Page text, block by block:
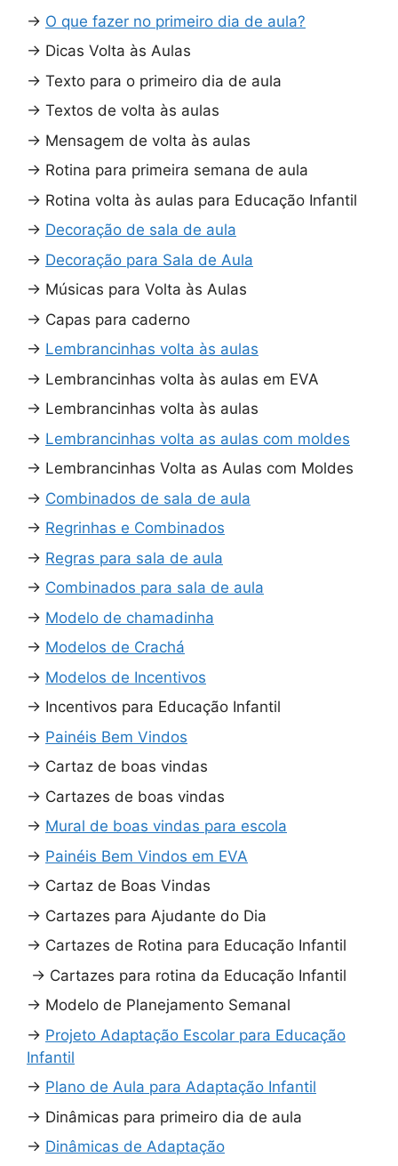
→ O que fazer no primeiro dia de aula?
→ Dicas Volta às Aulas
→ Texto para o primeiro dia de aula
→ Textos de volta às aulas
→ Mensagem de volta às aulas
→ Rotina para primeira semana de aula
→ Rotina volta às aulas para Educação Infantil
→ Decoração de sala de aula
→ Decoração para Sala de Aula
→ Músicas para Volta às Aulas
→ Capas para caderno
→ Lembrancinhas volta às aulas
→ Lembrancinhas volta às aulas em EVA
→ Lembrancinhas volta às aulas
→ Lembrancinhas volta as aulas com moldes
→ Lembrancinhas Volta as Aulas com Moldes
→ Combinados de sala de aula
→ Regrinhas e Combinados
→ Regras para sala de aula
→ Combinados para sala de aula
→ Modelo de chamadinha
→ Modelos de Crachá
→ Modelos de Incentivos
→ Incentivos para Educação Infantil
→ Painéis Bem Vindos
→ Cartaz de boas vindas
→ Cartazes de boas vindas
→ Mural de boas vindas para escola
→ Painéis Bem Vindos em EVA
→ Cartaz de Boas Vindas
→ Cartazes para Ajudante do Dia
→ Cartazes de Rotina para Educação Infantil
→ Cartazes para rotina da Educação Infantil
→ Modelo de Planejamento Semanal
→ Projeto Adaptação Escolar para Educação
Infantil
→ Plano de Aula para Adaptação Infantil
→ Dinâmicas para primeiro dia de aula
→ Dinâmicas de Adaptação